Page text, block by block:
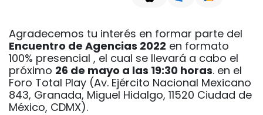
Agradecemos tu interés en formar parte del
Encuentro de Agencias 2022 en formato
100% presencial , el cual se llevará a cabo el
próximo 26 de mayo a las 19:30 horas. en el
Foro Total Play (Av. Ejército Nacional Mexicano
843, Granada, Miguel Hidalgo, 11520 Ciudad de
México, CDMX).